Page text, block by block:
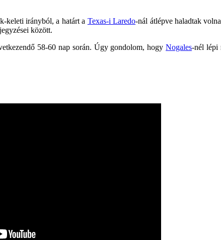
keleti irányból, a határt a Texas-i Laredo-nál átlépve haladtak
között.
58-60 nap során. Úgy gondolom, hogyNogales-nél lépi